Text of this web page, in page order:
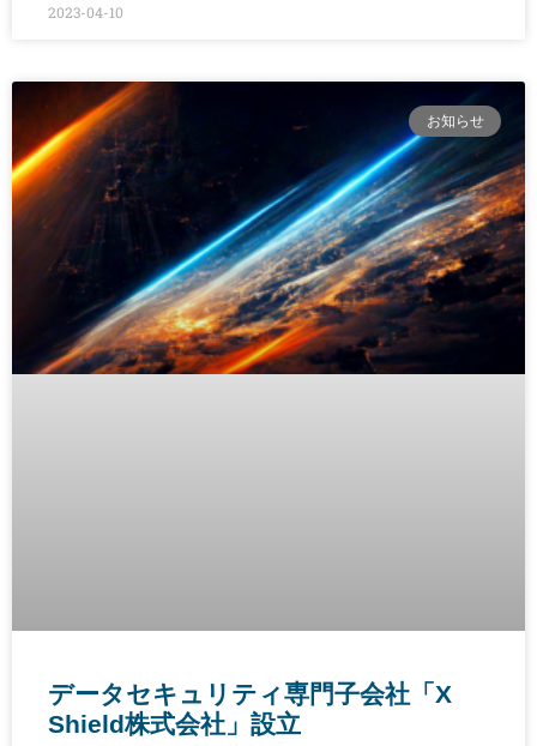
2023-04-10
お知らせ
データセキュリティ専門子会社「X
Shield株式会社」設立